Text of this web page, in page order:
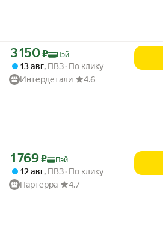
Цена с картой Яндекс Пэй 3150 ₽ вместо
3 150₽ Пэй
13 авг, ПВЗ По клику
Интердетали
4.6
Цена с картой Яндекс Пэй 1769 ₽ вместо
1 769₽ Пэй
12 авг, ПВЗ По клику
Партерра
4.7